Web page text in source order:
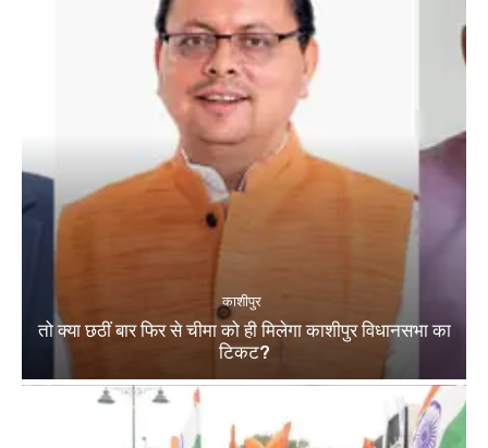
काशीपुर
तो क्या छठीं बार फिर से चीमा को ही मिलेगा काशीपुर विधानसभा का
टिकट?